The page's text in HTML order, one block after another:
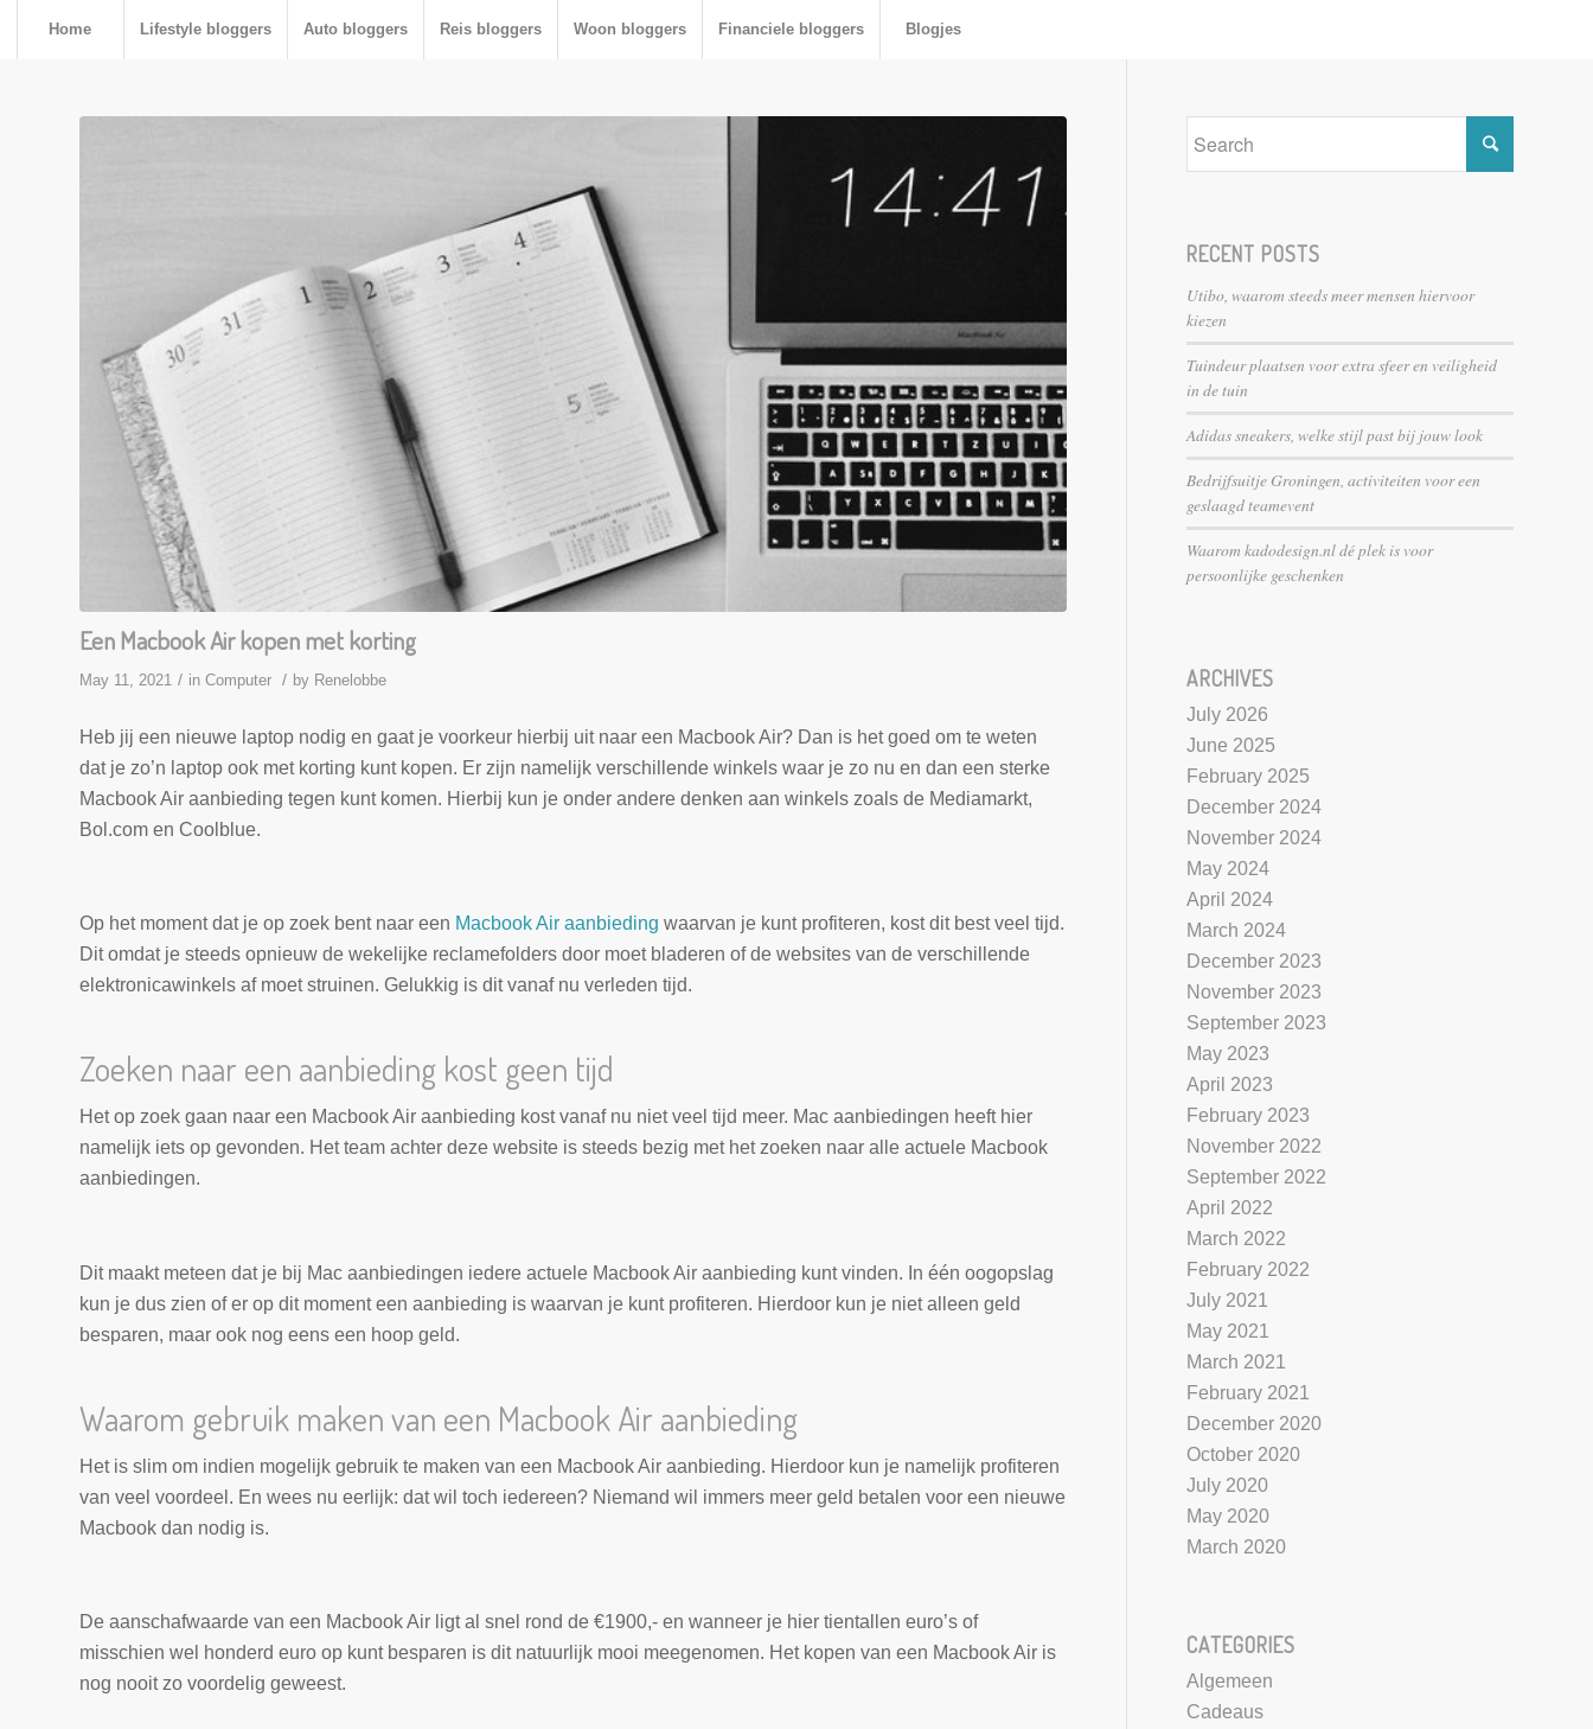
Home Lifestyle bloggers Auto bloggers Reis bloggers Woon bloggers Financiele bloggers Blogjes
Een Macbook Air kopen met korting
May 11, 2021 / in Computer / by Renelobbe
Heb jij een nieuwe laptop nodig en gaat je voorkeur hierbij uit naar een Macbook Air? Dan is het goed om te weten
dat je zo’n laptop ook met korting kunt kopen. Er zijn namelijk verschillende winkels waar je zo nu en dan een sterke
Macbook Air aanbieding tegen kunt komen. Hierbij kun je onder andere denken aan winkels zoals de Mediamarkt,
Bol.com en Coolblue.
Op het moment dat je op zoek bent naar een Macbook Air aanbieding waarvan je kunt profiteren, kost dit best veel tijd.
Dit omdat je steeds opnieuw de wekelijke reclamefolders door moet bladeren of de websites van de verschillende
elektronicawinkels af moet struinen. Gelukkig is dit vanaf nu verleden tijd.
Zoeken naar een aanbieding kost geen tijd
Het op zoek gaan naar een Macbook Air aanbieding kost vanaf nu niet veel tijd meer. Mac aanbiedingen heeft hier
namelijk iets op gevonden. Het team achter deze website is steeds bezig met het zoeken naar alle actuele Macbook
aanbiedingen.
Dit maakt meteen dat je bij Mac aanbiedingen iedere actuele Macbook Air aanbieding kunt vinden. In één oogopslag
kun je dus zien of er op dit moment een aanbieding is waarvan je kunt profiteren. Hierdoor kun je niet alleen geld
besparen, maar ook nog eens een hoop geld.
Waarom gebruik maken van een Macbook Air aanbieding
Het is slim om indien mogelijk gebruik te maken van een Macbook Air aanbieding. Hierdoor kun je namelijk profiteren
van veel voordeel. En wees nu eerlijk: dat wil toch iedereen? Niemand wil immers meer geld betalen voor een nieuwe
Macbook dan nodig is.
De aanschafwaarde van een Macbook Air ligt al snel rond de €1900,- en wanneer je hier tientallen euro’s of
misschien wel honderd euro op kunt besparen is dit natuurlijk mooi meegenomen. Het kopen van een Macbook Air is
nog nooit zo voordelig geweest.
RECENT POSTS
Utibo, waarom steeds meer mensen hiervoor
kiezen
Tuindeur plaatsen voor extra sfeer en veiligheid
in de tuin
Adidas sneakers, welke stijl past bij jouw look
Bedrijfsuitje Groningen, activiteiten voor een
geslaagd teamevent
Waarom kadodesign.nl dé plek is voor
persoonlijke geschenken
ARCHIVES
July 2026
June 2025
February 2025
December 2024
November 2024
May 2024
April 2024
March 2024
December 2023
November 2023
September 2023
May 2023
April 2023
February 2023
November 2022
September 2022
April 2022
March 2022
February 2022
July 2021
May 2021
March 2021
February 2021
December 2020
October 2020
July 2020
May 2020
March 2020
CATEGORIES
Algemeen
Cadeaus